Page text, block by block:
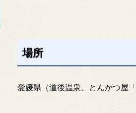
場所
愛媛県（道後温泉、とんかつ屋